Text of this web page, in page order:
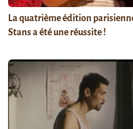
La quatrième édition
Stans a été une réussite !